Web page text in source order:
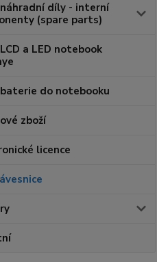
náhradní díly - interní
(spare parts)
a LED notebook
baterie do notebooku
zboží
licence